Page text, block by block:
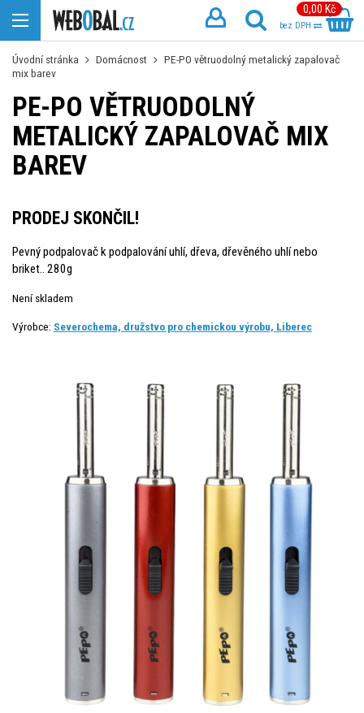
0,00 Kč
bez DPH
Úvodní stránka Domácnost
PE-PO větruodolný metalický zapalovač
mix barev
PE-PO VĚTRUODOLNÝ
METALICKÝ ZAPALOVAČ MIX
BAREV
PRODEJ SKONČIL!
Pevný podpalovač k podpalování uhlí, dřeva, dřevěného uhlí nebo
briket.. 280g
Není skladem
Výrobce: Severochema, družstvo pro chemickou výrobu, Liberec